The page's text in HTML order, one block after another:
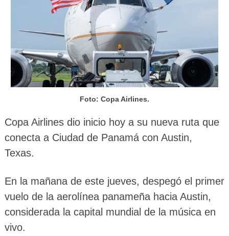
Foto: Copa Airlines.
Copa Airlines dio inicio hoy a su nueva ruta que
conecta a Ciudad de Panamá con Austin,
Texas.
En la mañana de este jueves, despegó el primer
vuelo de la aerolínea panameña hacia Austin,
considerada la capital mundial de la música en
vivo.